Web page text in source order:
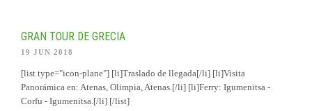
GRAN TOUR DE GRECIA
19 JUN 2018
[list type="icon-plane"] [li]Traslado de llegada[/li] [li]Visita
Panorámica en: Atenas, Olimpia, Atenas.[/li] [li]Ferry: Igumenitsa -
Corfu - Igumenitsa.[/li] [/list]